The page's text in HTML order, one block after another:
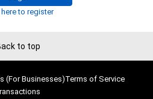
為(改変、公開、配布、逆コンパイ
の利用については、公序良俗や法令
をお断りさせていただきます。
び利用に関して、購入者、売却者、
to register
to top
(For Businesses)Terms of Service